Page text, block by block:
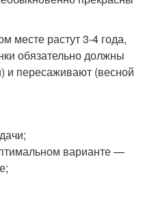
месте растут 3-4 года,
обязательно должны
и пересаживают (весной
варианте —